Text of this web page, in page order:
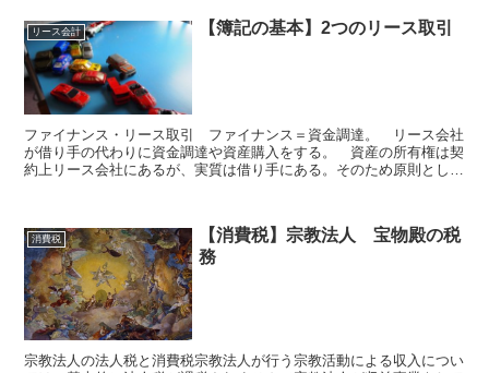
リース会計 【簿記の基本】2つのリース取引
ファイナンス・リース取引 ファイナンス＝資金調達。 リース会社
が借り手の代わりに資金調達や資産購入をする。 資産の所有権は契
約上リース会社にあるが、実質は借り手にある。そのため原則とし
消費税
【消費税】宗教法人 宝物殿の税
務
宗教法人の法人税と消費税宗教法人が行う宗教活動による収入につい